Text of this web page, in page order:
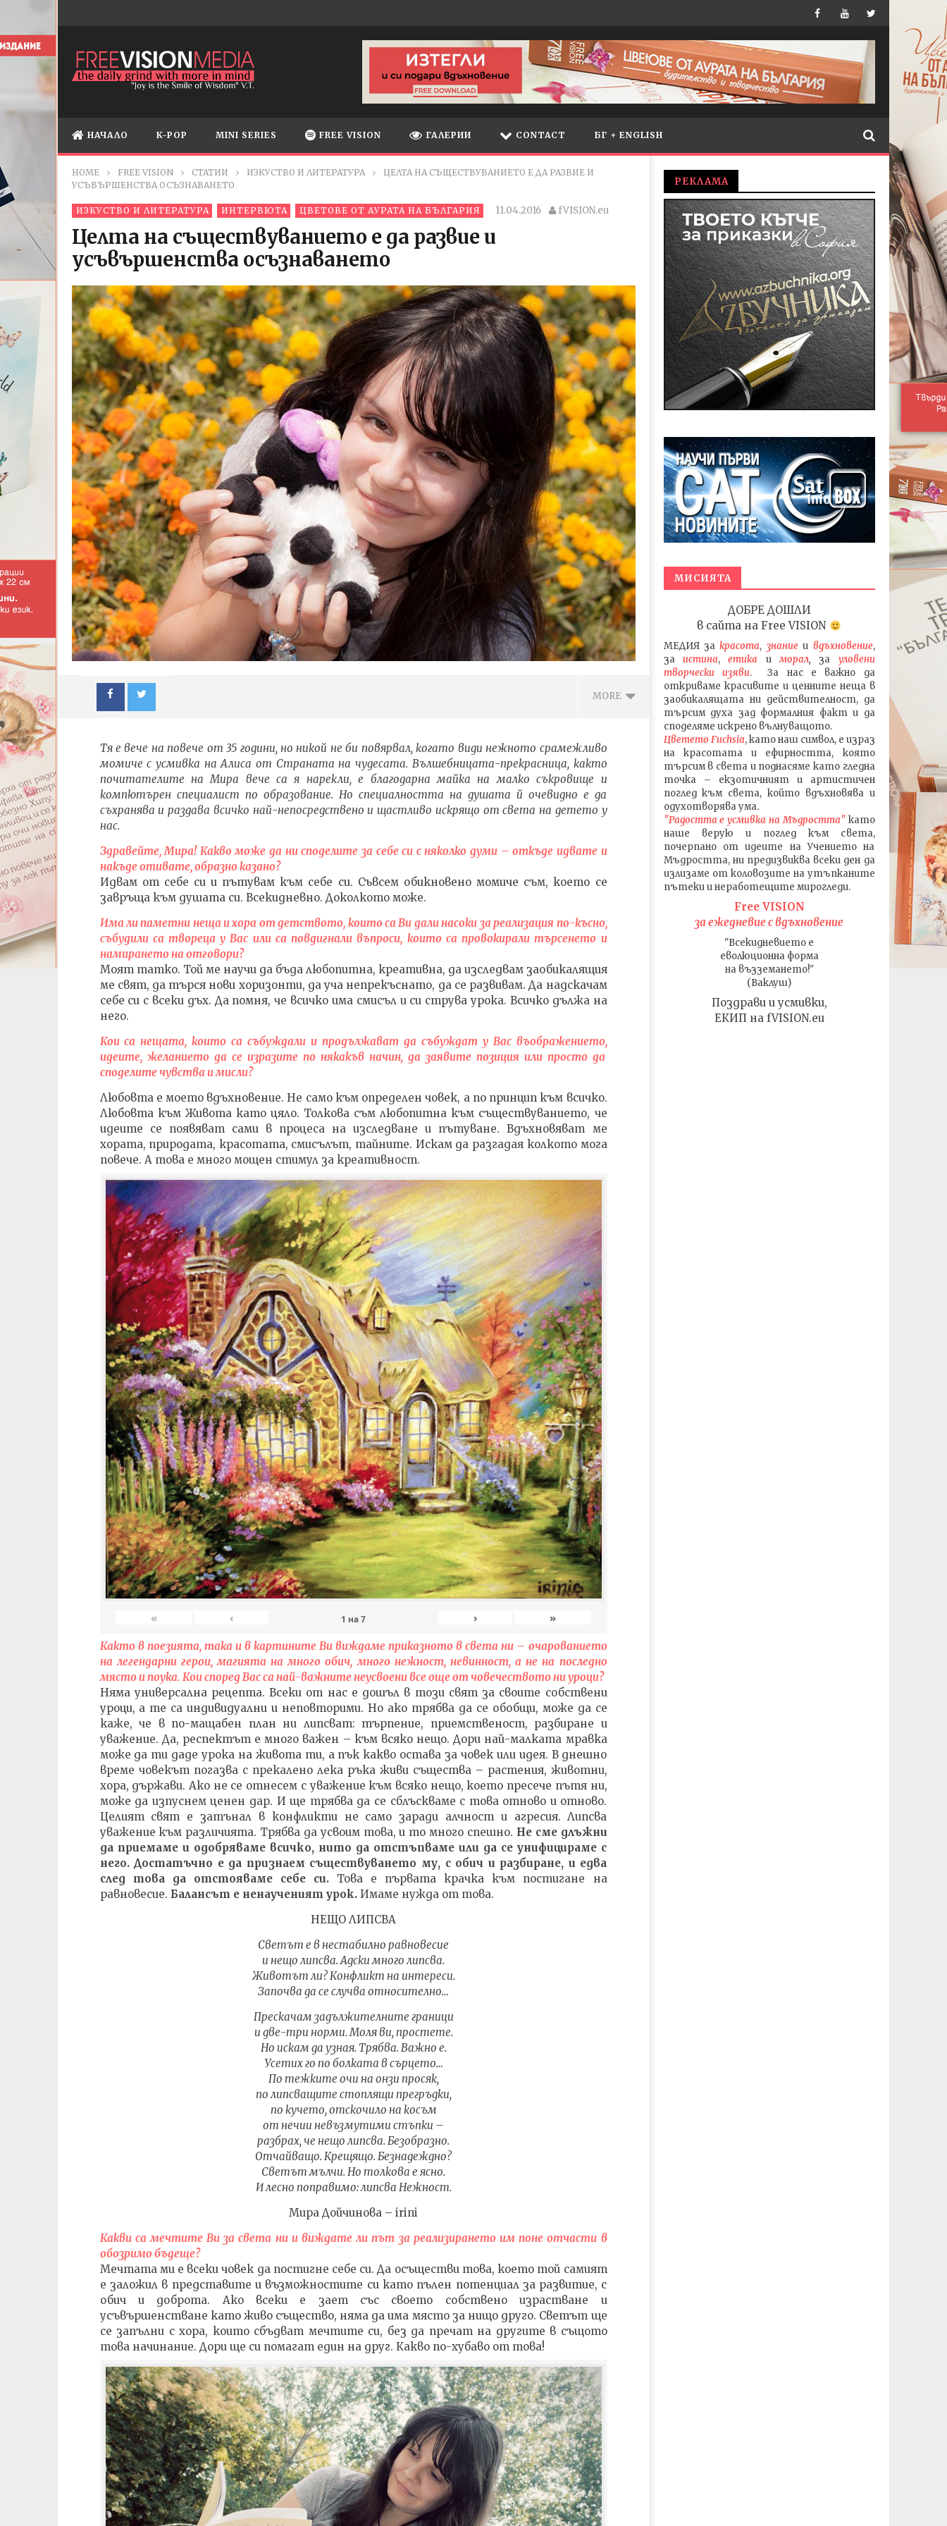
НАЧАЛО K-POP MINI SERIES FREE VISION ГАЛЕРИИ CONTACT БГ + ENGLISH
HOME FREE VISION СТАТИИ ИЗКУСТВО И ЛИТЕРАТУРА
ЦЕЛТА НА СЪЩЕСТВУВАНИЕТО Е ДА РАЗВИЕ И
УСЪВЪРШЕНСТВА ОСЪЗНАВАНЕТО
ИЗКУСТВО И ЛИТЕРАТУРА ИНТЕРВЮТА ЦВЕТОВЕ ОТ АУРАТА НА БЪЛГАРИЯ 11.04.2016 fVISION.eu
Целта на съществуванието е да развие и
усъвършенства осъзнаването
MORE
NOW VIEWING
Целта на съществуванието е
да развие и усъвършенства
осъзнаването
11.04.2016
fVISION.eu
ИЗКУСТВОТО ДА ОТГЛЕЖДАШ
ДЕТЕ: ВЪЗПИТАНИЕ С ДОВЕРИЕ
| Изложба
11.04.2016
fVISION.eu
Metallica – No Leaf Clover, текст
с ПРЕВОД на български
fVISION.eu
ПЪТЯТ на Stray Kids в РЕАЛИТИ
ФОРМАТА Kingdom: Legendary
Песента FREEze на
какво се крие в текста
погледа на Корейската
култура, ЧАСТ 1
Тя е вече на повече от 35 години, но никой не би повярвал, когато види нежното срамежливо
момиче с усмивка на Алиса от Страната на чудесата. Вълшебницата-прекрасница, както
почитателите на Мира вече са я нарекли, е благодарна майка на малко съкровище и
компютърен специалист по образование. Но специалността на душата й очевидно е да
съхранява и раздава всичко най-непосредствено и щастливо искрящо от света на детето у
нас.
Здравейте, Мира! Какво може да ни споделите за себе си с няколко думи – откъде идвате и
накъде отивате, образно казано?
Идвам от себе си и пътувам към себе си. Съвсем обикновено момиче съм, което се
завръща към душата си. Всекидневно. Доколкото може.
Има ли паметни неща и хора от детството, които са Ви дали насоки за реализация по-късно,
събудили са твореца у Вас или са повдигнали въпроси, които са провокирали търсенето и
намирането на отговори?
Моят татко. Той ме научи да бъда любопитна, креативна, да изследвам заобикалящия
ме свят, да търся нови хоризонти, да уча непрекъснато, да се развивам. Да надскачам
себе си с всеки дъх. Да помня, че всичко има смисъл и си струва урока. Всичко дължа на
него.
Кои са нещата, които са събуждали и продължават да събуждат у Вас въображението,
идеите, желанието да се изразите по някакъв начин, да заявите позиция или просто да
споделите чувства и мисли?
Любовта е моето вдъхновение. Не само към определен човек, а по принцип към всичко.
Любовта към Живота като цяло. Толкова съм любопитна към съществуванието, че
идеите се появяват сами в процеса на изследване и пътуване. Вдъхновяват ме
хората, природата, красотата, смисълът, тайните. Искам да разгадая колкото мога
повече. А това е много мощен стимул за креативност.
« ‹ 1 на7 › »
Както в поезията, така и в картините Ви виждаме приказното в света ни – очарованието
на легендарни герои, магията на много обич, много нежност, невинност, а не на последно
място и поука. Кои според Вас са най-важните неусвоени все още от човечеството ни уроци?
Няма универсална рецепта. Всеки от нас е дошъл в този свят за своите собствени
уроци, а те са индивидуални и неповторими. Но ако трябва да се обобщи, може да се
каже, че в по-мащабен план ни липсват: търпение, приемственост, разбиране и
уважение. Да, респектът е много важен – към всяко нещо. Дори най-малката мравка
може да ти даде урока на живота ти, а пък какво остава за човек или идея. В днешно
време човекът погазва с прекалено лека ръка живи същества – растения, животни,
хора, държави. Ако не се отнесем с уважение към всяко нещо, което пресече пътя ни,
може да изпуснем ценен дар. И ще трябва да се сблъскваме с това отново и отново.
Целият свят е затънал в конфликти не само заради алчност и агресия. Липсва
уважение към различията. Трябва да усвоим това, и то много спешно. Не сме длъжни
да приемаме и одобряваме всичко, нито да отстъпваме или да се унифицираме с
него. Достатъчно е да признаем съществуването му, с обич и разбиране, и едва
след това да отстояваме себе си.Това е първата крачка към постигане на
равновесие. Балансът е ненаученият урок.Имаме нужда от това.
НЕЩО ЛИПСВА
Светът е в нестабилно равновесие
и нещо липсва. Адски много липсва.
Животът ли? Конфликт на интереси.
Започва да се случва относително…
Прескачам задължителните граници
и две-три норми. Моля ви, простете.
Но искам да узная. Трябва. Важно е.
Усетих го по болката в сърцето…
По тежките очи на онзи просяк,
по липсващите стоплящи прегръдки,
по кучето, отскочило на косъм
от нечии невъзмутими стъпки –
разбрах, че нещо липсва. Безобразно.
Отчайващо. Крещящо. Безнадеждно?
Светът мълчи. Но толкова е ясно.
И лесно поправимо: липсва Нежност.
Мира Дойчинова – irini
Какви са мечтите Ви за света ни и виждате ли път за реализирането им поне отчасти в
обозримо бъдеще?
Мечтата ми е всеки човек да постигне себе си. Да осъществи това, което той самият
е заложил в представите и възможностите си като пълен потенциал за развитие, с
обич и доброта. Ако всеки е зает със своето собствено израстване и
усъвършенстване като живо същество, няма да има място за нищо друго. Светът ще
се запълни с хора, които сбъдват мечтите си, без да пречат на другите в същото
това начинание. Дори ще си помагат един на друг. Какво по-хубаво от това!
РЕКЛАМА
МИСИЯТА
ДОБРЕ ДОШЛИ
в сайта наFree VISION
МЕДИЯзакрасота, знаниеи вдъхновение,
за истина,етика иморал, за уловени
творчески изяви. За нас е важно да
откриваме красивите и ценните неща в
заобикалящата ни действителност, да
търсим духа зад формалния факт и да
споделяме искрено вълнуващото.
Цветето Fuchsia, като наш символ, е израз
на красотата и ефирността, която
търсим в света и поднасяме като гледна
точка – екзотичният и артистичен
поглед към света, който вдъхновява и
одухотворява ума.
"Радостта е усмивка на Мъдростта"като
наше верую и поглед към света,
почерпано от идеите на Учението на
Мъдростта,ни предизвиква всеки ден да
излизаме от коловозите на утъпканите
пътеки и неработещите мирогледи.
Free VISION
за ежедневие с вдъхновение
"Всекидневието е
еволюционна форма
на възземането!"
(Ваклуш)
Поздрави и усмивки,
ЕКИП на fVISION.eu